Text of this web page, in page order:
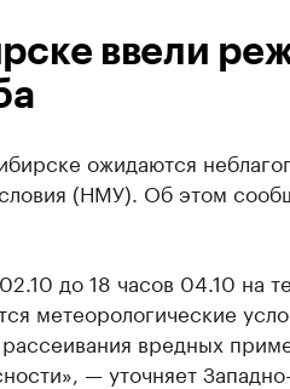
ввели
ожидаются
(НМУ). Об этом
до 18 часов 04.10 на
метеорологические
вредных
— уточняет